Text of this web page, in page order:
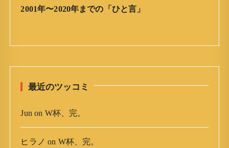
ア
2001年〜2020年までの「ひと言」
最近のツッコミ
Jun on W杯、完。
ヒラノ on W杯、完。